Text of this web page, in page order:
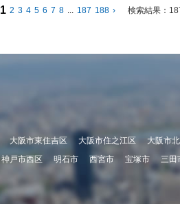
検索結果：
1 2 3 4 5 6 7 8 ... 187 188 ›
大阪市東住吉区 大阪市住之江区 大阪市
神戸市西区 明石市 西宮市 宝塚市 三田